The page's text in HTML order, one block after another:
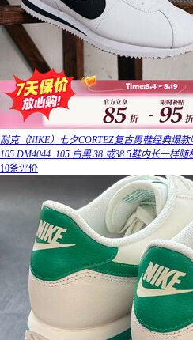
耐克（NIKE）七夕CORTEZ复古男鞋经典爆
105 DM4044_105 白黑 38 或38.5鞋内长一样随
10条评价